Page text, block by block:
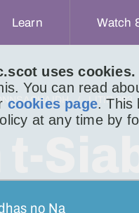
uses cookies.
You can read
cookies page. This
at any time by
Learn Watch
LITIR 693
no Na